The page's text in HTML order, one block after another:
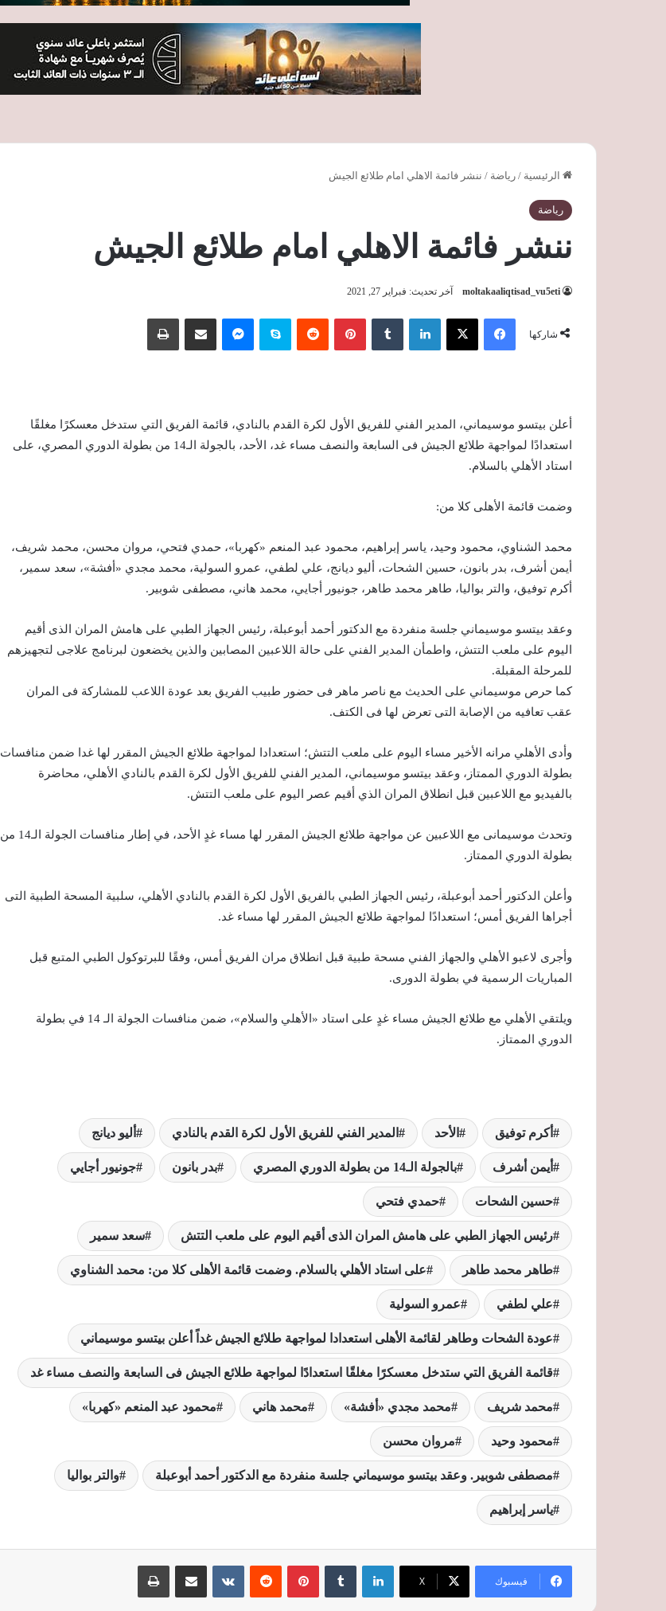
الرئيسية / رياضة / ننشر فائمة الاهلي امام طلائع الجيش
رياضة
ننشر فائمة الاهلي امام طلائع الجيش
moltakaaliqtisad_vu5eti آخر تحديث: فبراير 27, 2021
شاركها
فيسبوك ‫X لينكدإن بينتيريست سكايب
أعلن بيتسو موسيماني، المدير الفني للفريق الأول لكرة القدم بالنادي، قائمة الفريق التي ستدخل معسكرًا مغلقًا
استعدادًا لمواجهة طلائع الجيش فى السابعة والنصف مساء غد، الأحد، بالجولة الـ14 من بطولة الدوري المصري، على
استاد الأهلي بالسلام.
وضمت قائمة الأهلى كلا من:
محمد الشناوي، محمود وحيد، ياسر إبراهيم، محمود عبد المنعم «كهربا»، حمدي فتحي، مروان محسن، محمد شريف،
أيمن أشرف، بدر بانون، حسين الشحات، أليو ديانج، علي لطفي، عمرو السولية، محمد مجدي «أفشة»، سعد سمير،
أكرم توفيق، والتر بواليا، طاهر محمد طاهر، جونيور أجايي، محمد هاني، مصطفى شوبير.
وعقد بيتسو موسيماني جلسة منفردة مع ‏الدكتور أحمد أبوعبلة، رئيس الجهاز الطبي على هامش المران الذى أقيم
اليوم على ملعب التتش، واطمأن المدير الفني على حالة اللاعبين المصابين والذين يخضعون لبرنامج علاجى لتجهيزهم
‏للمرحلة المقبلة.‏
كما حرص موسيماني على الحديث مع ناصر ماهر فى حضور طبيب الفريق بعد عودة اللاعب ‏للمشاركة فى المران
عقب تعافيه من الإصابة التى تعرض لها فى الكتف.‏
وأدى الأهلي مرانه الأخير مساء اليوم على ملعب التتش؛ استعدادا لمواجهة طلائع الجيش المقرر ‏لها غدا ضمن منافسات
بطولة الدوري الممتاز، وعقد بيتسو موسيماني، المدير الفني للفريق الأول لكرة القدم بالنادي الأهلي، محاضرة
بالفيديو مع اللاعبين قبل انطلاق المران الذي أقيم عصر اليوم على ملعب التتش.
وتحدث موسيمانى مع اللاعبين عن مواجهة طلائع الجيش المقرر لها مساء غدٍ الأحد، في إطار منافسات الجولة الـ14 من
بطولة الدوري الممتاز.
وأعلن الدكتور أحمد أبوعبلة، رئيس الجهاز الطبي بالفريق الأول لكرة القدم بالنادي الأهلي، ‏سلبية المسحة الطبية التى
أجراها الفريق أمس؛ استعدادًا لمواجهة طلائع الجيش المقرر لها ‏مساء غد.‏
وأجرى لاعبو الأهلي والجهاز الفني مسحة طبية قبل انطلاق مران الفريق أمس، وفقًا ‏للبرتوكول الطبي المتبع قبل
المباريات الرسمية في بطولة الدورى.‏
ويلتقي الأهلي مع طلائع الجيش مساء غدٍ على استاد «الأهلي ‏و‏السلام»، ضمن ‏منافسات الجولة الـ 14 في بطولة
الدوري الممتاز.‏
أكرم توفيق الأحد المدير الفني للفريق الأول لكرة القدم بالنادي أليو ديانج
أيمن أشرف بالجولة الـ14 من بطولة الدوري المصري بدر بانون جونيور أجايي
حسين الشحات حمدي فتحي
رئيس الجهاز الطبي على هامش المران الذى أقيم اليوم على ملعب التتش سعد سمير
طاهر محمد طاهر على استاد الأهلي بالسلام. وضمت قائمة الأهلى كلا من: محمد الشناوي
علي لطفي عمرو السولية
عودة الشحات وطاهر لقائمة الأهلى استعدادا لمواجهة طلائع الجيش غداً أعلن بيتسو موسيماني
قائمة الفريق التي ستدخل معسكرًا مغلقًا استعدادًا لمواجهة طلائع الجيش فى السابعة والنصف مساء غد
محمد شريف محمد مجدي «أفشة» محمد هاني محمود عبد المنعم «كهربا»
محمود وحيد مروان محسن
مصطفى شوبير. وعقد بيتسو موسيماني جلسة منفردة مع ‏الدكتور أحمد أبوعبلة والتر بواليا
ياسر إبراهيم
فيسبوك ‫X
لينكدإن بينتيريست
طرابزون سبور يعلن توقيع محمد صلاح عقدًا
لمدة موسمين ويستعد لتقديمه رسميًا